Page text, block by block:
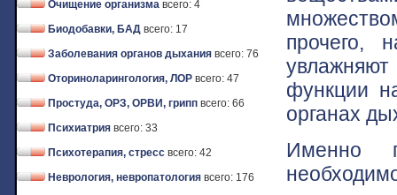
Очищение организма всего: 4
Биодобавки, БАД всего: 17
Заболевания органов дыхания всего: 76
Оториноларингология, ЛОР всего: 47
Простуда, ОРЗ, ОРВИ, грипп всего: 66
Психиатрия всего: 33
Психотерапия, стресс всего: 42
Неврология, невропатология всего: 176
прочего,
функции
органах
Именно